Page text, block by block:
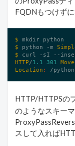
FQDNもつけず
$
$ python -m
$ curl -sI --
HTTP/1.1 301
Location : /
HTTP/HTTPSの
のようなスキー
スして入れば